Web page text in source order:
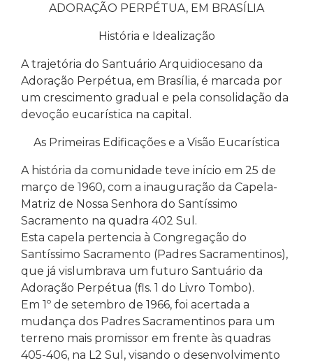
ADORAÇÃO PERPÉTUA, EM BRASÍLIA
História e Idealização
A trajetória do Santuário Arquidiocesano da
Adoração Perpétua, em Brasília, é marcada por
um crescimento gradual e pela consolidação da
devoção eucarística na capital.
As Primeiras Edificações e a Visão Eucarística
A história da comunidade teve início em 25 de
março de 1960, com a inauguração da Capela-
Matriz de Nossa Senhora do Santíssimo
Sacramento na quadra 402 Sul.
Esta capela pertencia à Congregação do
Santíssimo Sacramento (Padres Sacramentinos),
que já vislumbrava um futuro Santuário da
Adoração Perpétua (fls. 1 do Livro Tombo).
Em 1º de setembro de 1966, foi acertada a
mudança dos Padres Sacramentinos para um
terreno mais promissor em frente às quadras
405-406, na L2 Sul, visando o desenvolvimento